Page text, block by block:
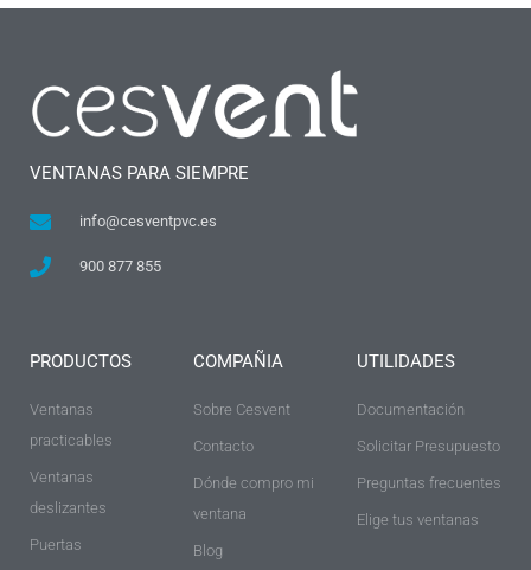
VENTANAS PARA SIEMPRE
info@cesventpvc.es
900 877 855
PRODUCTOS
Ventanas
practicables
Ventanas
deslizantes
Puertas
COMPAÑIA
Sobre Cesvent
Contacto
Dónde compro mi
ventana
Blog
UTILIDADES
Documentación
Solicitar Presupuesto
Preguntas frecuentes
Elige tus ventanas